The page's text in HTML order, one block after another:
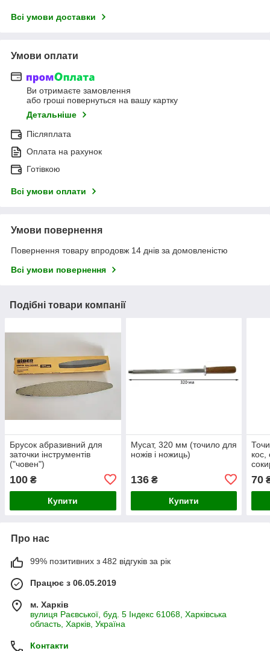
Всі умови доставки
Умови оплати
Ви отримаєте замовлення
або гроші повернуться на вашу картку
Детальніше
Післяплата
Оплата на рахунок
Готівкою
Всі умови оплати
Умови повернення
Повернення товару впродовж 14 днів за домовленістю
Всі умови повернення
Подібні товари компанії
Брусок абразивний для
заточки інструментів
("човен")
100 ₴
Купити
Мусат, 320 мм (точило для
ножів і ножиць)
136₴
Купити
кос,
70
Про нас
99% позитивних з 482 відгуків за рік
Працює з 06.05.2019
м. Харків
вулиця Раєвської, буд. 5 Індекс 61068, Харківська
область, Харків, Україна
Контакти